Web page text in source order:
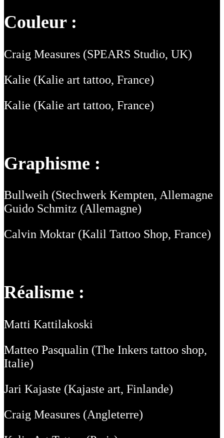
Couleur :
Craig Measures (SPEARS Studio, UK)
Kalie (Kalie art tattoo, France)
Kalie (Kalie art tattoo, France)
Graphisme :
Bullweih (Stechwerk Kempten, Allemagne
Guido Schmitz (Allemagne)
Calvin Moktar (Kalil Tattoo Shop, France)
Réalisme :
Matti Kattilakoski
Matteo Pasqualin (The Inkers tattoo shop,
Italie)
Jari Kajaste (Kajaste art, Finlande)
Craig Measures (Angleterre)